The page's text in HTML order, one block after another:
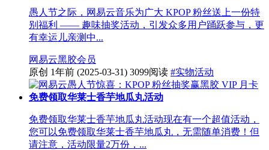
愚人节之际，网易云音乐为广大 KPOP 粉丝送上一份特
别福利 —— 趣味抽奖活动，引发众多用户踊跃参与，更
有幸运儿亲测中...
网易云黑胶会员
原创 1年前 (2025-03-31) 3099阅读 #实物活动
免费领取华莱士香芋地瓜丸活动
免费领取华莱士香芋地瓜丸活动现在有一个超值活动，
您可以免费领取华莱士香芋地瓜丸，无需随单消费！但
请注意，活动限量2万份，...